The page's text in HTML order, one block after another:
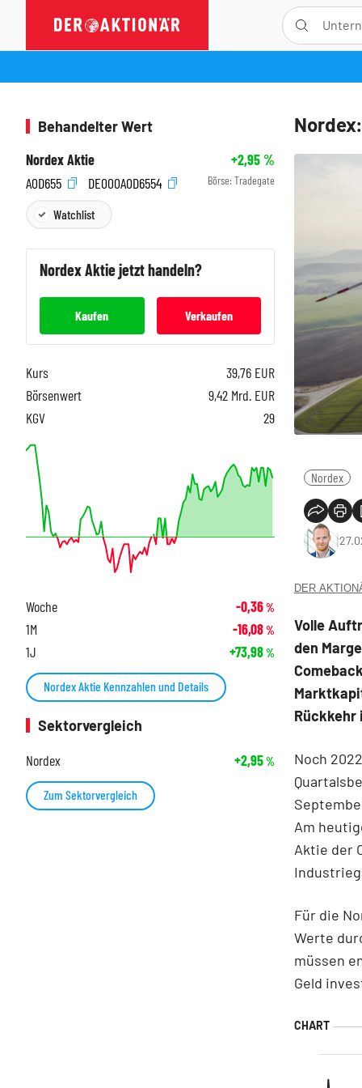
Nordex
DER
Volle
den
Rückkehr
Noch
Am
Aktie der
Für die
Werte
müssen
Geld
Behandelter Wert
Nordex Aktie
+2,95%
A0D655
DE000A0D6554 Börse: Tradegate
Watchlist
NordexAktie jetzt handeln?
Kaufen Verkaufen
Kurs 39,76 EUR
Börsenwert
9,42 Mrd. EUR
KGV
29
Woche -0,36%
1M -16,08%
1J +73,98%
Nordex Aktie Kennzahlen und Details
Sektorvergleich
Nordex
+2,95%
Zum Sektorvergleich